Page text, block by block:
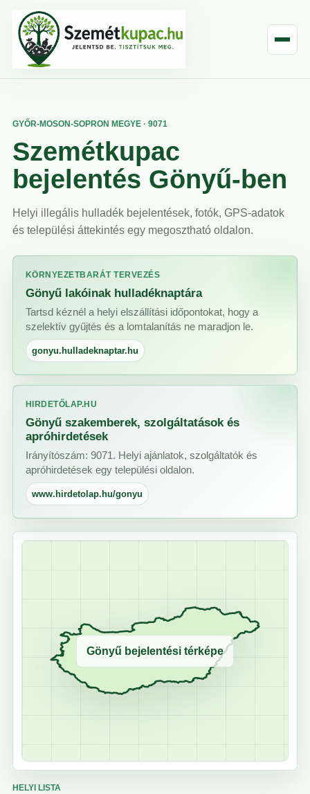
GYŐR-MOSON-SOPRON MEGYE · 9071
Szemétkupac
bejelentés Gönyű-ben
Helyi illegális hulladék bejelentések, fotók, GPS-adatok
és települési áttekintés egy megosztható oldalon.
KÖRNYEZETBARÁT TERVEZÉS
Gönyű lakóinak hulladéknaptára
Tartsd kéznél a helyi elszállítási időpontokat, hogy a
szelektív gyűjtés és a lomtalanítás ne maradjon le.
gonyu.hulladeknaptar.hu
HIRDETŐLAP.HU
Gönyű szakemberek, szolgáltatások és
apróhirdetések
Irányítószám: 9071. Helyi ajánlatok, szolgáltatók és
apróhirdetések egy települési oldalon.
www.hirdetolap.hu/gonyu
Gönyű bejelentési térképe
HELYI LISTA